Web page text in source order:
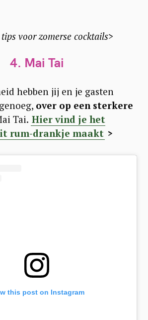
voor zomerse cocktails>
4. Mai Tai
hebben jij en je gasten
over op een sterkere
Tai. Hier vind je het
rum-drankje maakt >
this post on Instagram